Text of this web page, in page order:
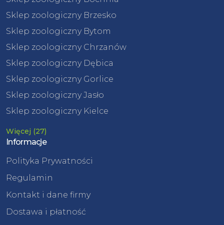
Sklep zoologiczny Brzesko
Sklep zoologiczny Bytom
Sklep zoologiczny Chrzanów
Sklep zoologiczny Dębica
Sklep zoologiczny Gorlice
Sklep zoologiczny Jasło
Sklep zoologiczny Kielce
Więcej (27)
Informacje
Polityka Prywatności
Regulamin
Kontakt i dane firmy
Dostawa i płatność